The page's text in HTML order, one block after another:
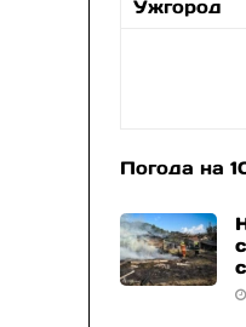
Ужгород
Погода на